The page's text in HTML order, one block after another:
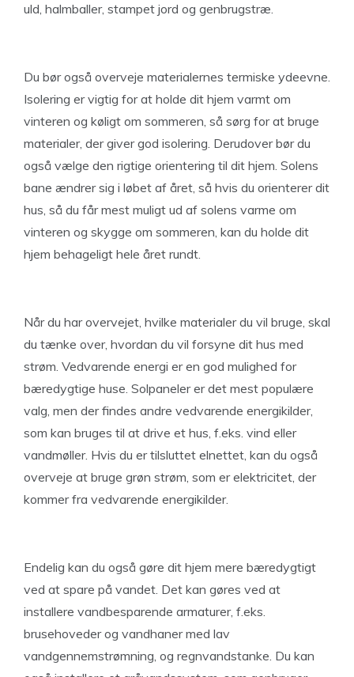
uld, halmballer, stampet jord og genbrugstræ.
Du bør også overveje materialernes termiske ydeevne.
Isolering er vigtig for at holde dit hjem varmt om
vinteren og køligt om sommeren, så sørg for at bruge
materialer, der giver god isolering. Derudover bør du
også vælge den rigtige orientering til dit hjem. Solens
bane ændrer sig i løbet af året, så hvis du orienterer dit
hus, så du får mest muligt ud af solens varme om
vinteren og skygge om sommeren, kan du holde dit
hjem behageligt hele året rundt.
Når du har overvejet, hvilke materialer du vil bruge, skal
du tænke over, hvordan du vil forsyne dit hus med
strøm. Vedvarende energi er en god mulighed for
bæredygtige huse. Solpaneler er det mest populære
valg, men der findes andre vedvarende energikilder,
som kan bruges til at drive et hus, f.eks. vind eller
vandmøller. Hvis du er tilsluttet elnettet, kan du også
overveje at bruge grøn strøm, som er elektricitet, der
kommer fra vedvarende energikilder.
Endelig kan du også gøre dit hjem mere bæredygtigt
ved at spare på vandet. Det kan gøres ved at
installere vandbesparende armaturer, f.eks.
brusehoveder og vandhaner med lav
vandgennemstrømning, og regnvandstanke. Du kan